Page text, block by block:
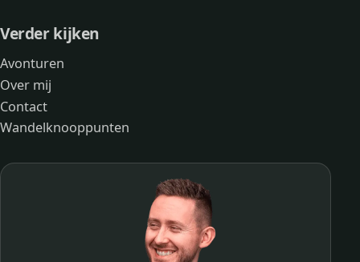
Verder kijken
Avonturen
Over mij
Contact
Wandelknooppunten